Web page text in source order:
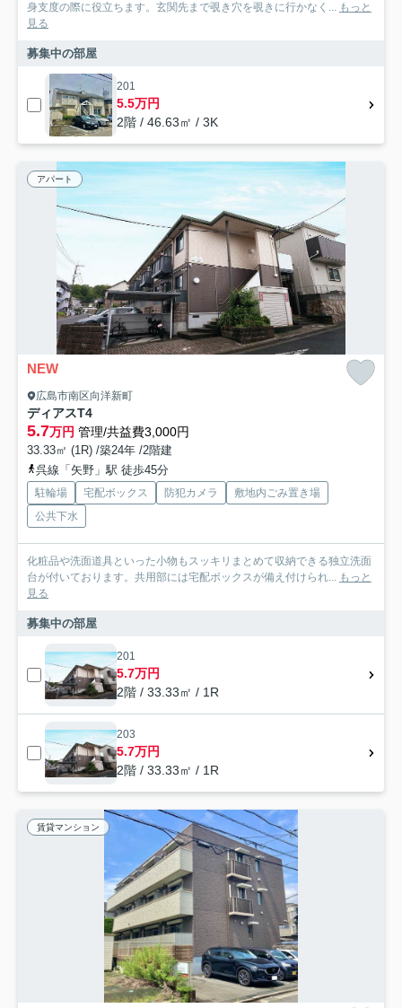
身支度の際に役立ちます。玄関先まで覗き穴を覗きに行かなく... もっと
見る
募集中の部屋
201
5.5万円
2階 / 46.63㎡ / 3K
アパート
NEW
広島市南区向洋新町
ディアスT4
5.7万円 管理/共益費3,000円
33.33㎡ (1R) /築24年 /2階建
呉線「矢野」駅 徒歩45分
駐輪場 宅配ボックス 防犯カメラ
敷地内ごみ置き場
公共下水
化粧品や洗面道具といった小物もスッキリまとめて収納できる独立洗面
台が付いております。共用部には宅配ボックスが備え付けられ... もっと
見る
募集中の部屋
201
5.7万円
2階 / 33.33㎡ / 1R
203
5.7万円
2階 / 33.33㎡ / 1R
賃貸マンション